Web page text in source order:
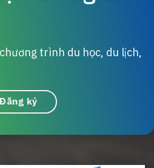
trình du học, du lịch,
Đăng ký